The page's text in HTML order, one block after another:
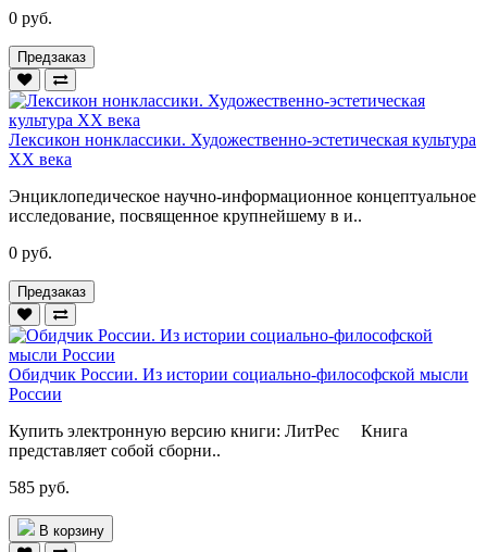
0 руб.
Предзаказ
Лексикон нонклассики. Художественно-эстетическая культура
XX века
Энциклопедическое научно-информационное концептуальное
исследование, посвященное крупнейшему в и..
0 руб.
Предзаказ
Обидчик России. Из истории социально-философской мысли
России
Купить электронную версию книги: ЛитРес Книга
представляет собой сборни..
585 руб.
В корзину